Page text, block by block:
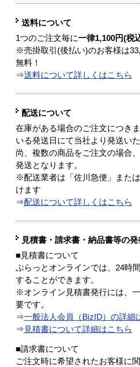
送料について
1つのご注文毎に一律1,100円(税
※売掛取引(後払い)のお客様は
無料！
⇒送料について詳しくはこちら
配送について
在庫がある場合のご注文につき
いる発送日にて当社より発送い
尚、複数の商品をご注文の場合
発送となります。
※配送業者は「佐川急便」また
けます
⇒配送について詳しくはこちら
見積書・請求書・納品書等の
■見積書について
ぷらっとオンラインでは、24時
することができます。
※オンライン見積書発行には、
要です。
⇒一般法人会員（BizID）の詳細
⇒ 見積書について詳細はこちら
■請求書について
ご注文時に希望されたお客様に